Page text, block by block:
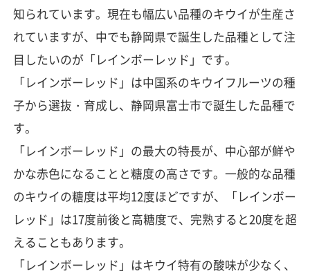
知られています。現在も幅広い品種のキウイが生産さ
れていますが、中でも静岡県で誕生した品種として注
目したいのが「レインボーレッド」です。
「レインボーレッド」は中国系のキウイフルーツの種
子から選抜・育成し、静岡県富士市で誕生した品種で
す。
「レインボーレッド」の最大の特長が、中心部が鮮や
かな赤色になることと糖度の高さです。一般的な品種
のキウイの糖度は平均12度ほどですが、「レインボー
レッド」は17度前後と高糖度で、完熟すると20度を超
えることもあります。
「レインボーレッド」はキウイ特有の酸味が少なく、